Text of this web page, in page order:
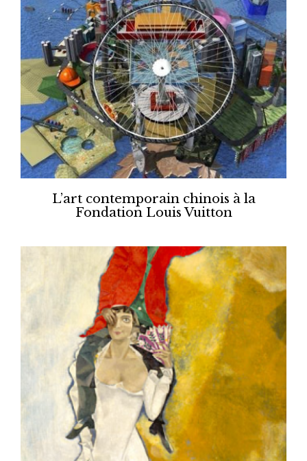
L’art contemporain chinois à la
Fondation Louis Vuitton